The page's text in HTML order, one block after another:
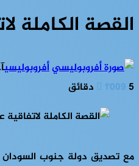
القصة الكاملة
أفروبوليسي
1٬0095 دقائق
مع تصديق دولة جنوب